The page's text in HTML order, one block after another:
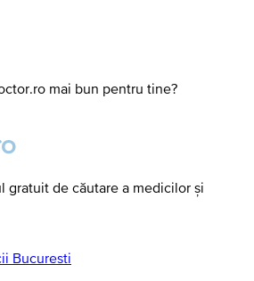
mai bun pentru tine?
gratuit de căutare a medicilor și
Bucuresti